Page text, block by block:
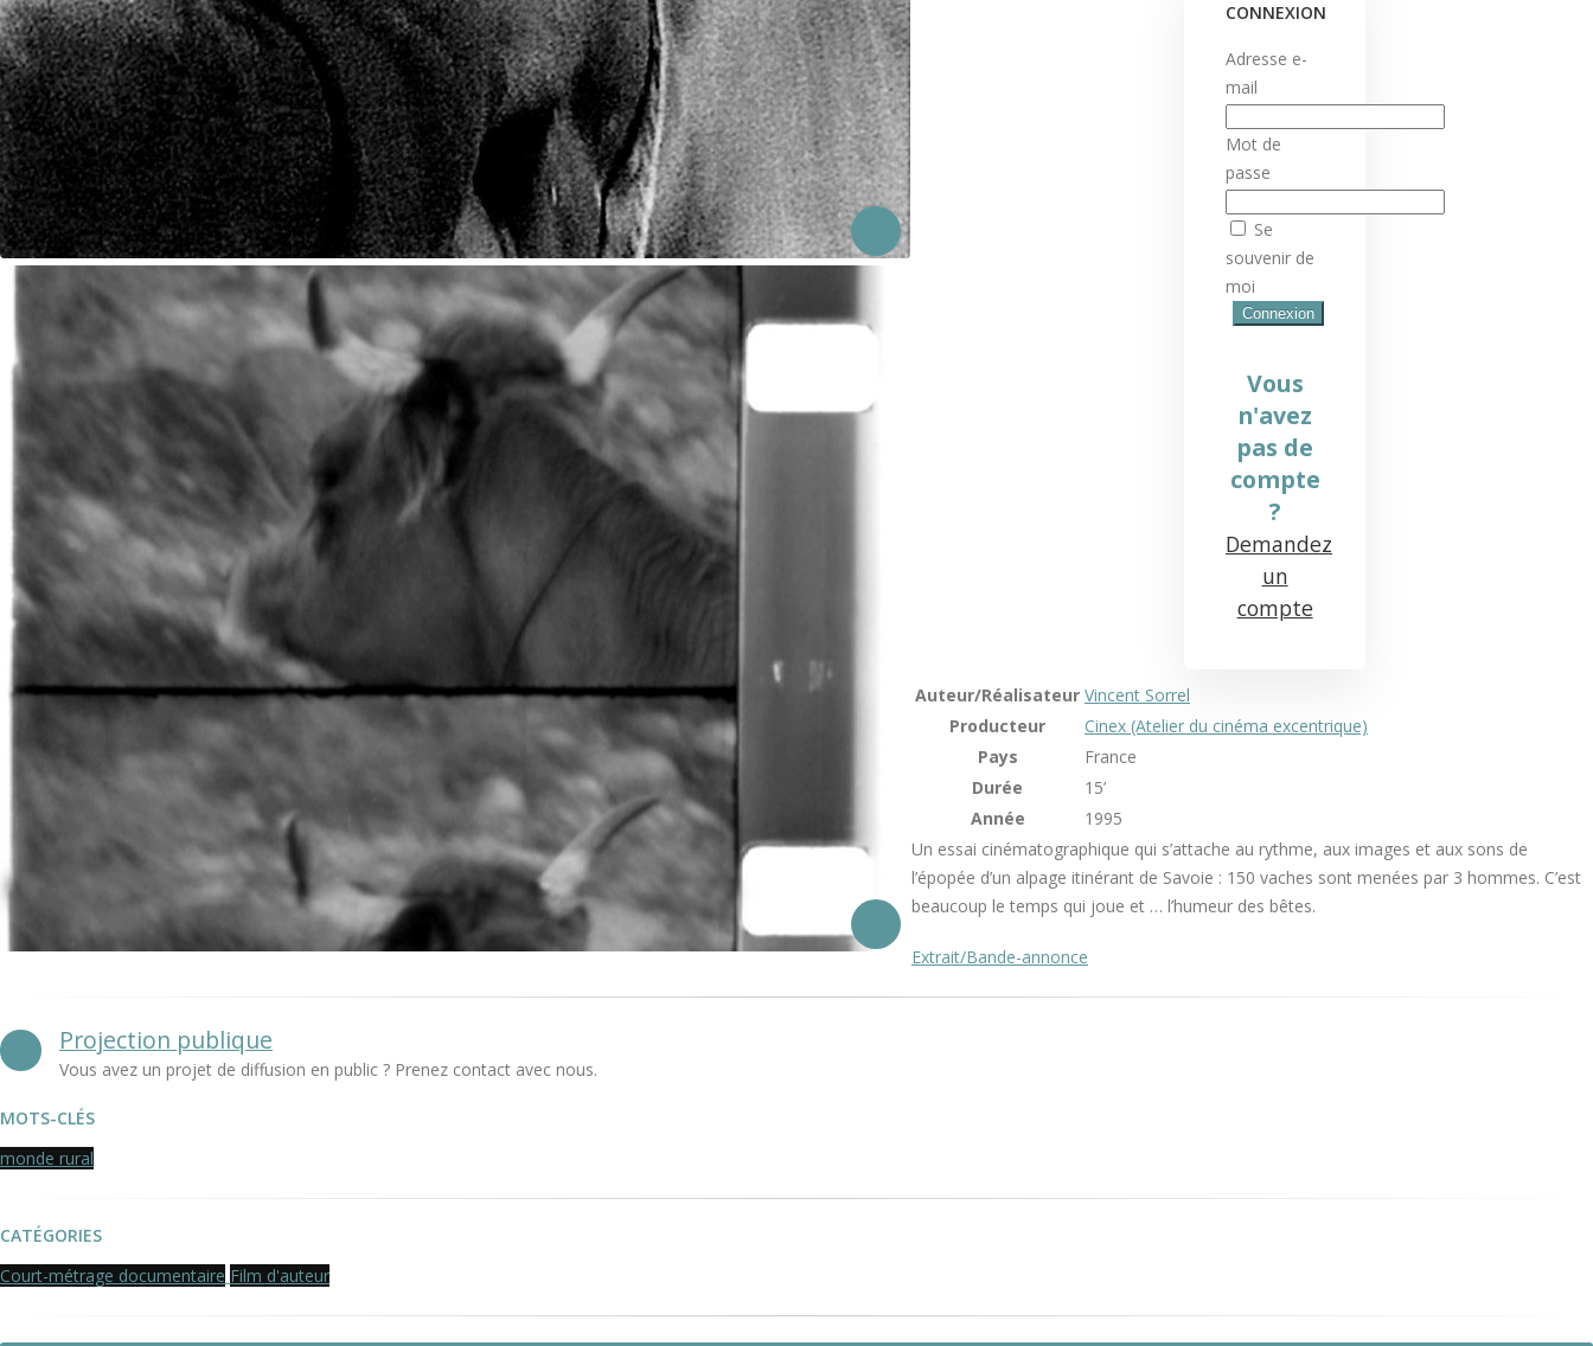
CONNEXION
Adresse e-
mail
Mot de
passe
Se
souvenir de
moi
Vous
n'avez
pas de
compte
?
Demandez
un
compte
Auteur/Réalisateur Vincent Sorrel
Producteur
Cinex (Atelier du cinéma excentrique)
Pays
France
Durée
15’
Année
1995
Un essai cinématographique qui s’attache au rythme, aux images et aux sons de
l’épopée d’un alpage itinérant de Savoie : 150 vaches sont menées par 3 hommes. C’est
beaucoup le temps qui joue et … l’humeur des bêtes.
Extrait/Bande-annonce
Projection publique
Vous avez un projet de diffusion en public ? Prenez contact avec nous.
MOTS-CLÉS
monde rural
CATÉGORIES
Court-métrage documentaire Film d'auteur